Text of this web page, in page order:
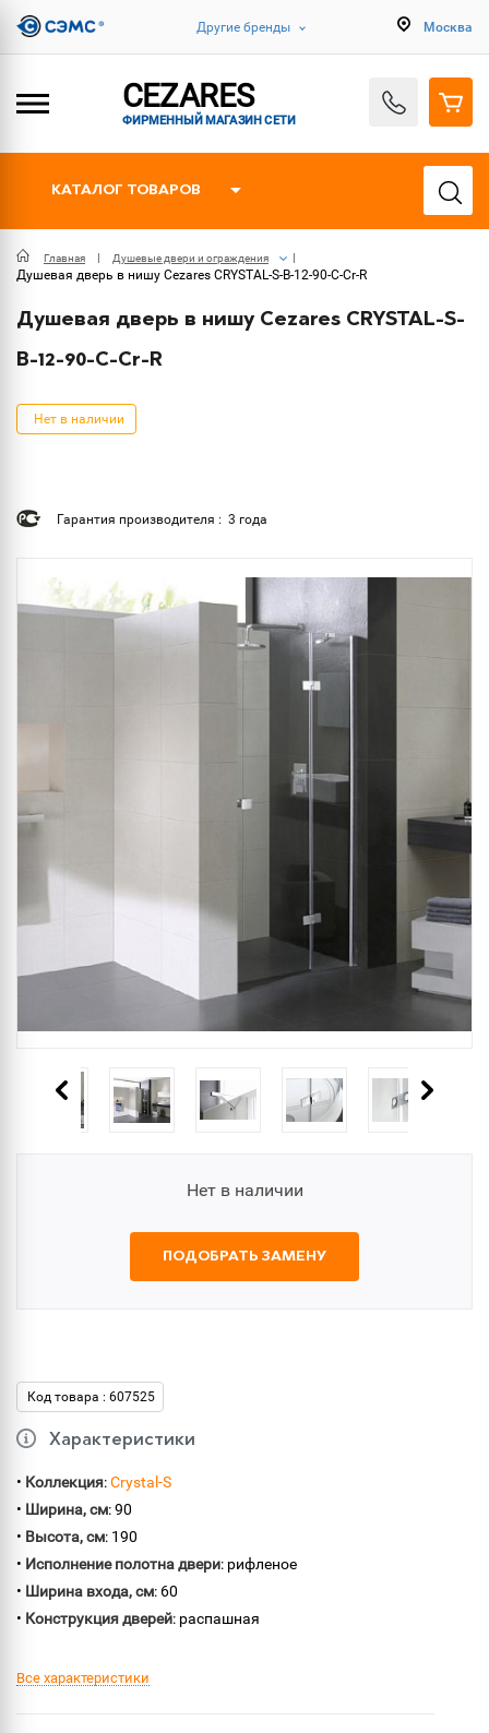
Другие бренды Москва
CEZARES
ФИРМЕННЫЙ МАГАЗИН СЕТИ
КАТАЛОГ ТОВАРОВ
Главная Душевые двери и ограждения
Душевая дверь в нишу Cezares CRYSTAL-S-B-12-90-C-Cr-R
Душевая дверь в нишу Cezares CRYSTAL-S-
B-12-90-C-Cr-R
Нет в наличии
Гарантия производителя : 3 года
Нет в наличии
ПОДОБРАТЬ ЗАМЕНУ
Код товара : 607525
Характеристики
• Коллекция:Crystal-S
• Ширина, см: 90
• Высота, см: 190
• Исполнение полотна двери: рифленое
• Ширина входа, см: 60
• Конструкция дверей: распашная
Все характеристики